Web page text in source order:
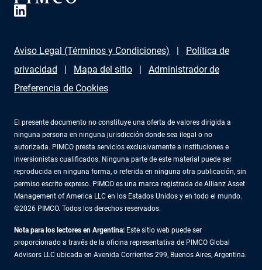
Aviso Legal (Términos y Condiciones)
Política de
privacidad
Mapa del sitio
Administrador de
Preferencia de Cookies
El presente documento no constituye una oferta de valores dirigida a
ninguna persona en ninguna jurisdicción donde sea ilegal o no
autorizada. PIMCO presta servicios exclusivamente a instituciones e
inversionistas cualificados. Ninguna parte de este material puede ser
reproducida en ninguna forma, o referida en ninguna otra publicación, sin
permiso escrito expreso. PIMCO es una marca registrada de Allianz Asset
Management of America LLC en los Estados Unidos y en todo el mundo.
©2026 PIMCO. Todos los derechos reservados.
Nota para los lectores en Argentina: Este sitio web puede ser
proporcionado a través de la oficina representativa de PIMCO Global
Advisors LLC ubicada en Avenida Corrientes 299, Buenos Aires, Argentina.